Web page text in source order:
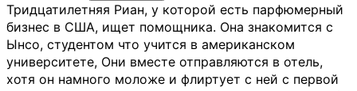
Тридцатилетняя Риан, у которой есть парфюмерный
бизнес в США, ищет помощника. Она знакомится с
Ынсо, студентом что учится в американском
университете, Они вместе отправляются в отель,
хотя он намного моложе и флиртует с ней с первой